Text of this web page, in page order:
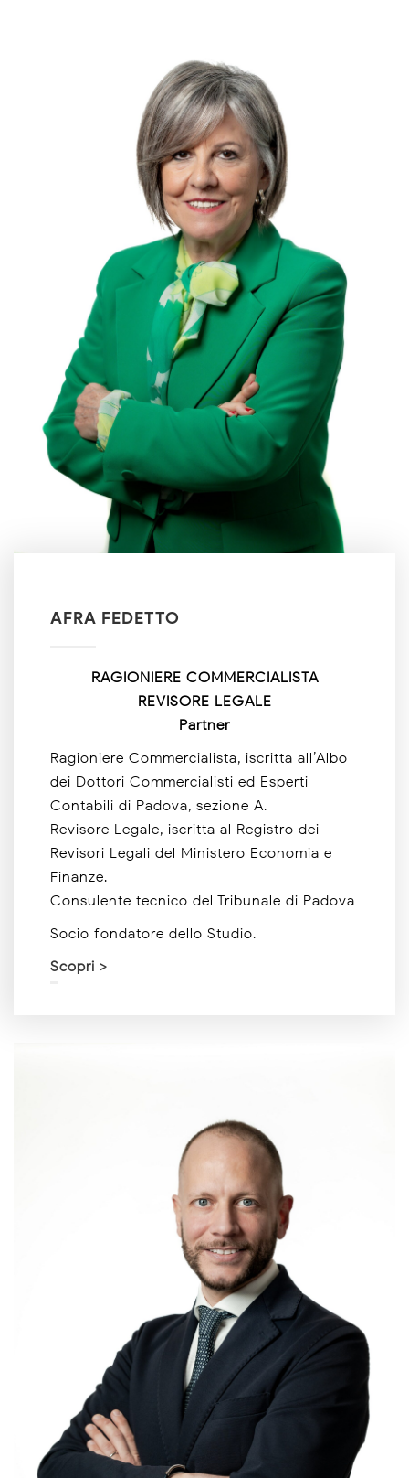
AFRA FEDETTO
RAGIONIERE COMMERCIALISTA
REVISORE LEGALE
Partner
Ragioniere Commercialista, iscritta all’Albo
dei Dottori Commercialisti ed Esperti
Contabili di Padova, sezione A.
Revisore Legale, iscritta al Registro dei
Revisori Legali del Ministero Economia e
Finanze.
Consulente tecnico del Tribunale di Padova
Socio fondatore dello Studio.
Scopri >